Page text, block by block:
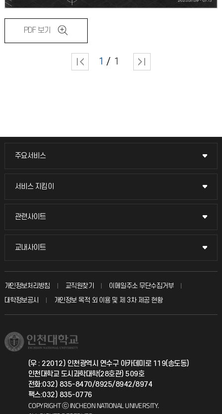
PDF 보기
1 1
주요서비스
주요서비스
교무회의방송
입학안내
취업정보(학생)
서비스 지킴이
서비스 지킴이
묻고 답하기
칭찬마당
학생서비스 지킴이
관련사이트
관련사이트
국방헬프콜
총동문회
교내사이트
교내사이트
교수회
교육혁신본부
국제지원과
공자아카데미
기초교육원
개인정보처리방침 교직원찾기
이메일주소 무단수집거부
대학정보공시
개인정보 목적 외 이용 및 제 3차 제공 현황
(우 : 22012) 인천광역시 연수구 아카데미로 119(송도동)
인천대학교 도시과학대학(28호관) 509호
전화:032) 835-8470/8925/8942/8974
팩스:032) 835-0776
COPYRIGHT ⓒ INCHEON NATIONAL UNIVERSITY.